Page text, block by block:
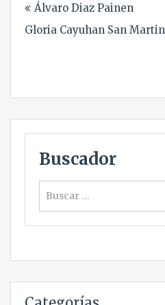
de
entradas
Álvaro Diaz Painen
Gloria Cayuhan San Martin
Buscador